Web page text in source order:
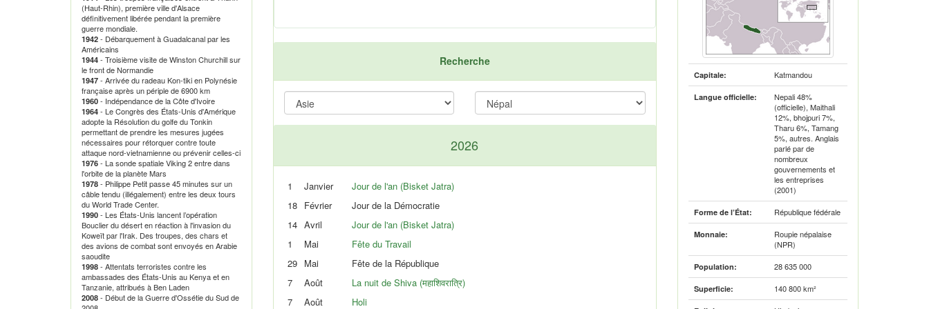
(Haut-Rhin), première ville d'Alsace
définitivement libérée pendant la première
guerre mondiale.
1942 - Débarquement à Guadalcanal par les
Américains
1944 - Troisième visite de Winston Churchill sur
le front de Normandie
1947 - Arrivée du radeau Kon-tiki en Polynésie
française après un périple de 6900 km
1960 - Indépendance de la Côte d'Ivoire
1964 - Le Congrès des États-Unis d'Amérique
adopte la Résolution du golfe du Tonkin
permettant de prendre les mesures jugées
nécessaires pour rétorquer contre toute
attaque nord-vietnamienne ou prévenir celles-ci
1976 - La sonde spatiale Viking 2 entre dans
l'orbite de la planète Mars
1978 - Philippe Petit passe 45 minutes sur un
câble tendu (illégalement) entre les deux tours
du World Trade Center.
1990 - Les États-Unis lancent l’opération
Bouclier du désert en réaction à l'invasion du
Koweït par l'Irak. Des troupes, des chars et
des avions de combat sont envoyés en Arabie
saoudite
1998 - Attentats terroristes contre les
ambassades des États-Unis au Kenya et en
Tanzanie, attribués à Ben Laden
2008 - Début de la Guerre d'Ossétie du Sud de
Recherche
2026
1 Janvier
Jour de l'an (Bisket Jatra)
18
Février
Jour de la Démocratie
14 Avril
Jour de l'an (Bisket Jatra)
1
Mai
Fête du Travail
29
Mai
Fête de la République
7
Août
La nuit de Shiva (महाशिवरात्रि)
7
Août Holi
Capitale: Katmandou
Langue officielle:
Nepali 48%
(officielle), Maithali
12%, bhojpuri 7%,
Tharu 6%, Tamang
5%, autres. Anglais
parlé par de
nombreux
gouvernements et
les entreprises
(2001)
Forme de l’État: République fédérale
Monnaie:
Roupie népalaise
(NPR)
Population: 28 635 000
Superficie: 140 800 km²